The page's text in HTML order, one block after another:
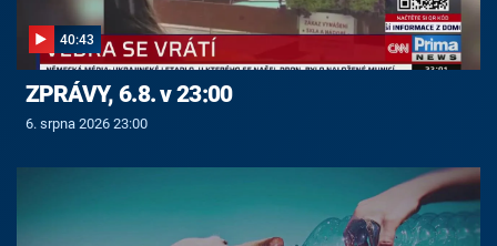
40:43
ZPRÁVY, 6.8. v 23:00
6. srpna 2026 23:00